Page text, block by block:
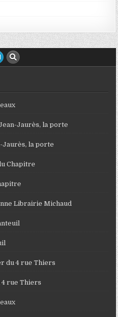
Jaurès, la porte
Jaurès, la porte
Chapitre
Librairie Michaud
du 4 rue Thiers
4 rue Thiers